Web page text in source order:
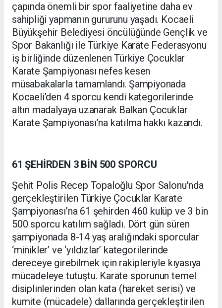
çapında önemli bir spor faaliyetine daha ev
sahipliği yapmanın gururunu yaşadı. Kocaeli
Büyükşehir Belediyesi öncülüğünde Gençlik ve
Spor Bakanlığı ile Türkiye Karate Federasyonu
iş birliğinde düzenlenen Türkiye Çocuklar
Karate Şampiyonası nefes kesen
müsabakalarla tamamlandı. Şampiyonada
Kocaeli’den 4 sporcu kendi kategorilerinde
altın madalyaya uzanarak Balkan Çocuklar
Karate Şampiyonası’na katılma hakkı kazandı.
61 ŞEHİRDEN 3 BİN 500 SPORCU
Şehit Polis Recep Topaloğlu Spor Salonu'nda
gerçekleştirilen Türkiye Çocuklar Karate
Şampiyonası’na 61 şehirden 460 kulüp ve 3 bin
500 sporcu katılım sağladı. Dört gün süren
şampiyonada 8-14 yaş aralığındaki sporcular
‘minikler’ ve ‘yıldızlar’ kategorilerinde
dereceye girebilmek için rakipleriyle kıyasıya
mücadeleye tutuştu. Karate sporunun temel
disiplinlerinden olan kata (hareket serisi) ve
kumite (mücadele) dallarında gerçekleştirilen